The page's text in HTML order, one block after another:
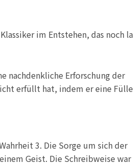
im Entstehen, das noch
nachdenkliche Erforschung der
erfüllt hat, indem er eine
3. Die Sorge um sich der
Geist. Die Schreibweise